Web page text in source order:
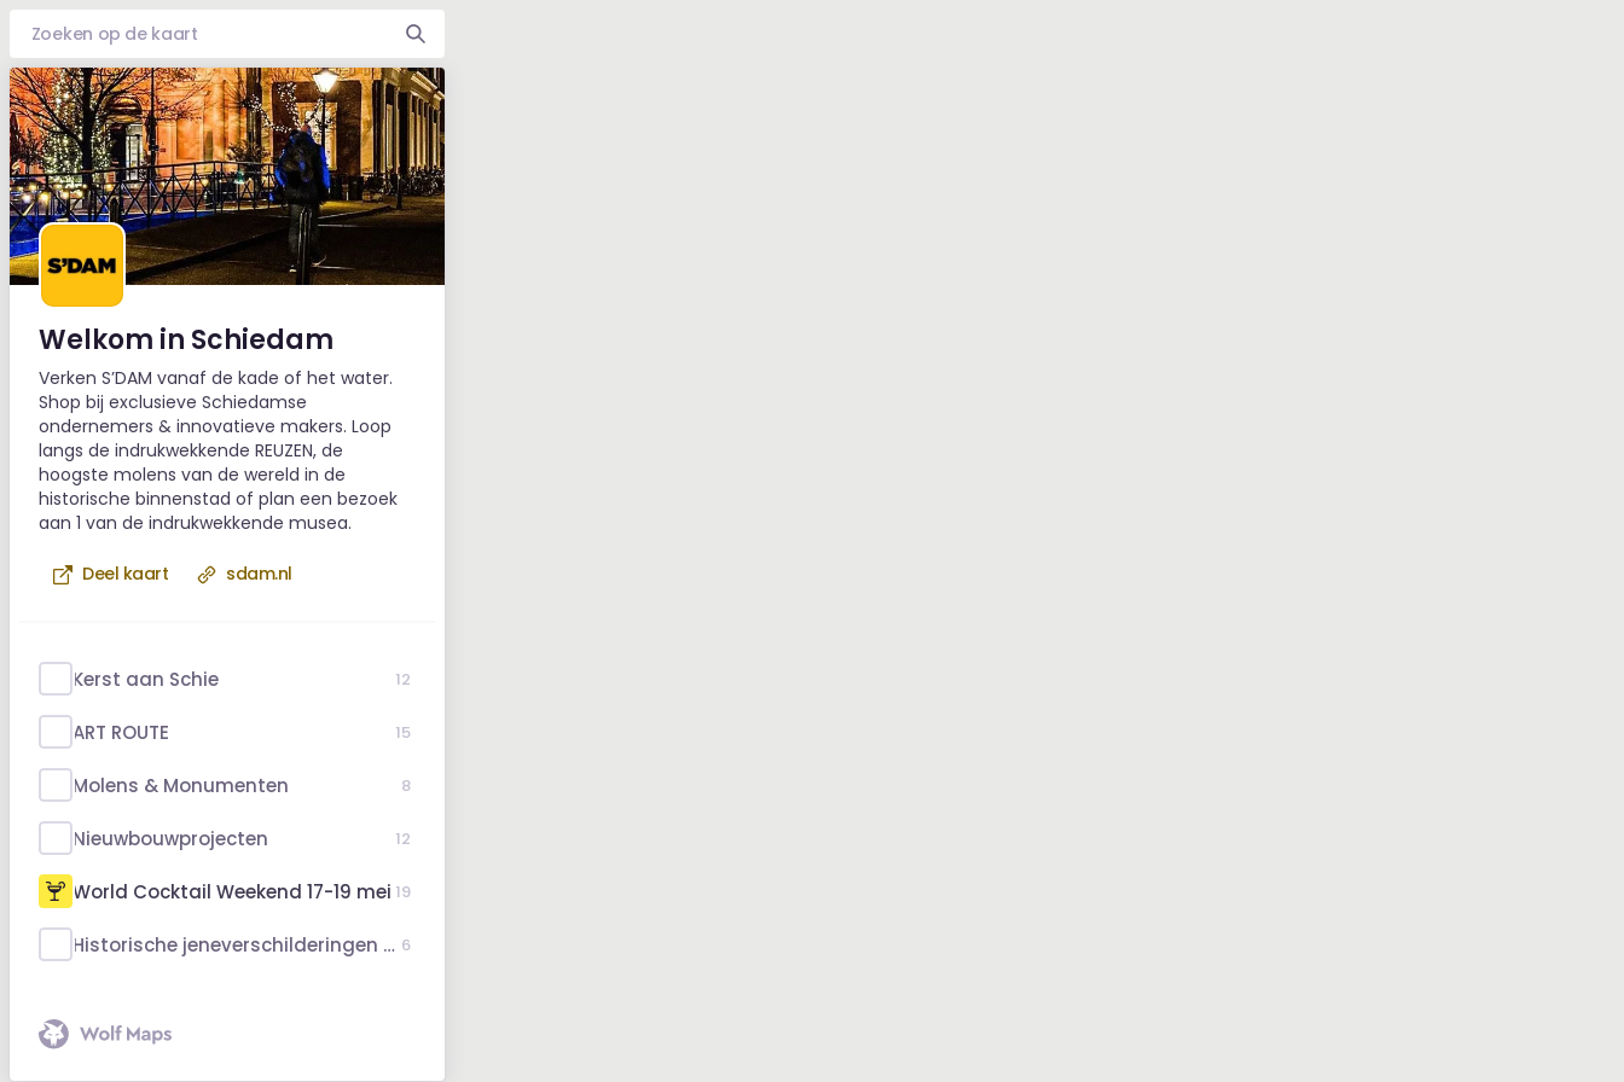
Welkom in Schiedam
Verken S’DAM vanaf de kade of het water.
Shop bij exclusieve Schiedamse
ondernemers & innovatieve makers. Loop
langs de indrukwekkende REUZEN, de
hoogste molens van de wereld in de
historische binnenstad of plan een bezoek
aan 1 van de indrukwekkende musea.
Deel kaart sdam.nl
Kerst aan Schie 12
ART ROUTE 15
Molens & Monumenten 8
Nieuwbouwprojecten 12
World Cocktail Weekend 17-19 mei 19
Historische jeneverschilderingen wandeltour 6